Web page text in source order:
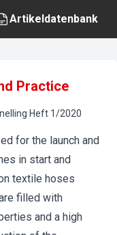
Artikeldatenbank
Practice
Heft 1/2020
for the launch and
in start and
textile hoses
filled with
and a high